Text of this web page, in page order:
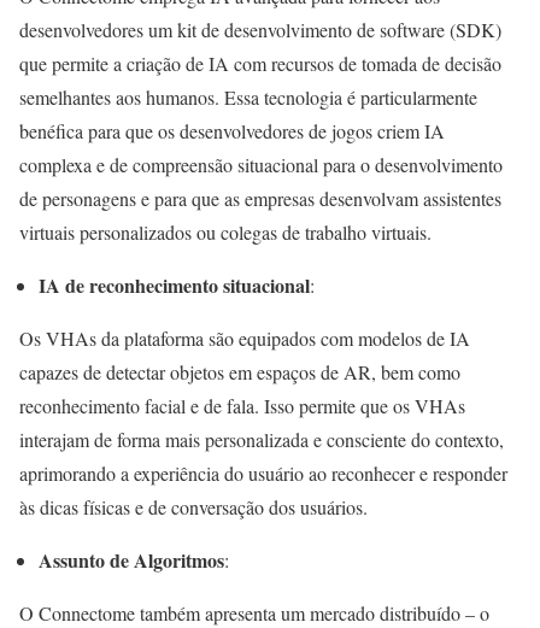
desenvolvedores um kit de desenvolvimento de software (SDK)
que permite a criação de IA com recursos de tomada de decisão
semelhantes aos humanos. Essa tecnologia é particularmente
benéfica para que os desenvolvedores de jogos criem IA
complexa e de compreensão situacional para o desenvolvimento
de personagens e para que as empresas desenvolvam assistentes
virtuais personalizados ou colegas de trabalho virtuais.
IA de reconhecimento situacional:
Os VHAs da plataforma são equipados com modelos de IA
capazes de detectar objetos em espaços de AR, bem como
reconhecimento facial e de fala. Isso permite que os VHAs
interajam de forma mais personalizada e consciente do contexto,
aprimorando a experiência do usuário ao reconhecer e responder
às dicas físicas e de conversação dos usuários.
Assunto de Algoritmos:
O Connectome também apresenta um mercado distribuído – o